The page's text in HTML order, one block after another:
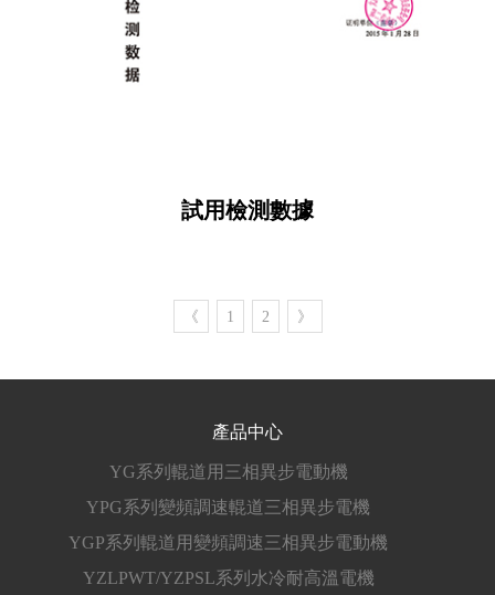
試用檢測數據
《 1 2 》
產品中心
YG系列輥道用三相異步電動機
YPG系列變頻調速輥道三相異步電機
YGP系列輥道用變頻調速三相異步電動機
YZLPWT/YZPSL系列水冷耐高溫電機